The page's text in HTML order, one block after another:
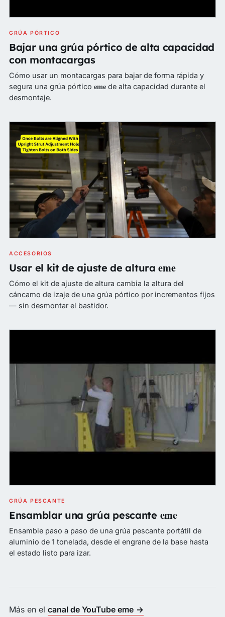
GRÚA PÓRTICO
Bajar una grúa pórtico de alta capacidad
con montacargas
Cómo usar un montacargas para bajar de forma rápida y
segura una grúa pórtico emede alta capacidad durante el
desmontaje.
ACCESORIOS
Usar el kit de ajuste de alturaeme
Cómo el kit de ajuste de altura cambia la altura del
cáncamo de izaje de una grúa pórtico por incrementos fijos
— sin desmontar el bastidor.
GRÚA PESCANTE
Ensamblar una grúa pescante eme
Ensamble paso a paso de una grúa pescante portátil de
aluminio de 1 tonelada, desde el engrane de la base hasta
el estado listo para izar.
Más en el canal de YouTube eme →